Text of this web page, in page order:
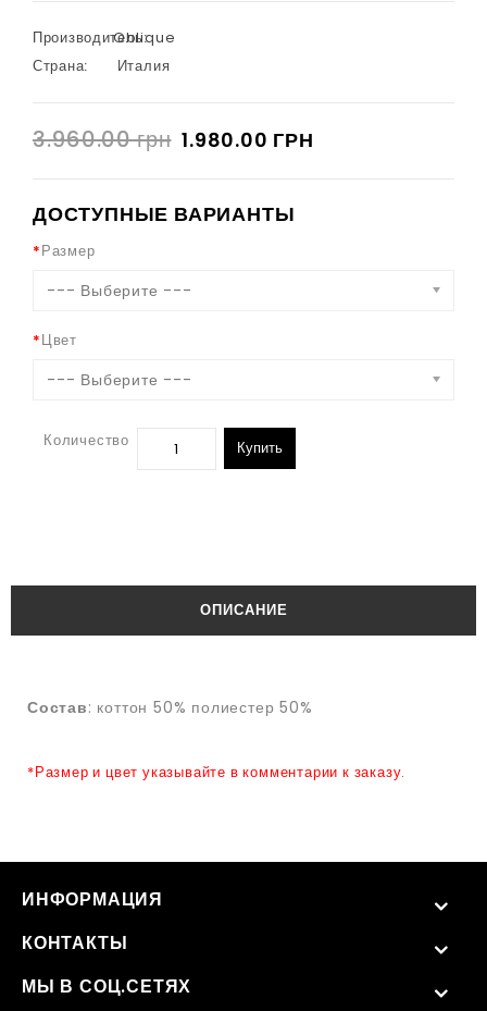
Производитель:
Oblique
Страна:
Италия
3.960.00 грн 1.980.00 ГРН
ДОСТУПНЫЕ ВАРИАНТЫ
Размер
--- Выберите ---
Цвет
--- Выберите ---
Количество Купить
ОПИСАНИЕ
Состав: коттон 50% полиестер 50%
*Размер и цвет указывайте в комментарии к заказу.
ИНФОРМАЦИЯ
КОНТАКТЫ
МЫ В СОЦ.СЕТЯХ